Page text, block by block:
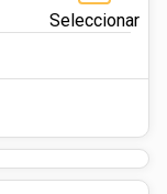
Seleccionar